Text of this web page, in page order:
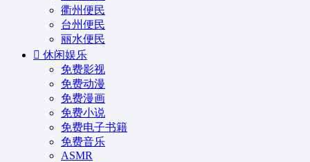
衢州便民
台州便民
丽水便民
休闲娱乐
免费影视
免费动漫
免费漫画
免费小说
免费电子书籍
免费音乐
ASMR